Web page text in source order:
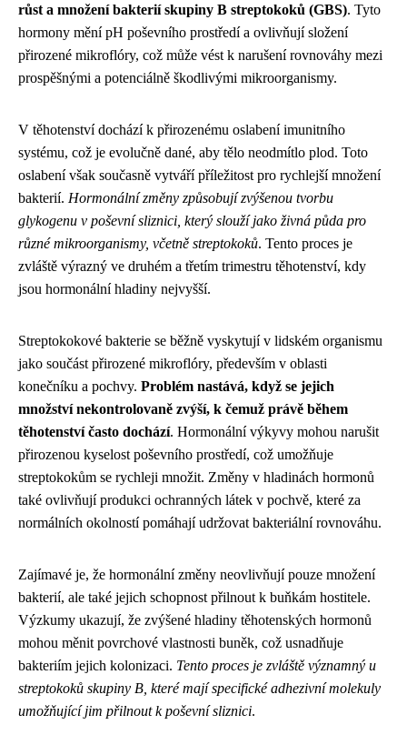
růst a množení bakterií skupiny B streptokoků (GBS). Tyto
hormony mění pH poševního prostředí a ovlivňují složení
přirozené mikroflóry, což může vést k narušení rovnováhy mezi
prospěšnými a potenciálně škodlivými mikroorganismy.
V těhotenství dochází k přirozenému oslabení imunitního
systému, což je evolučně dané, aby tělo neodmítlo plod. Toto
oslabení však současně vytváří příležitost pro rychlejší množení
bakterií. Hormonální změny způsobují zvýšenou tvorbu
glykogenu v poševní sliznici, který slouží jako živná půda pro
různé mikroorganismy, včetně streptokoků. Tento proces je
zvláště výrazný ve druhém a třetím trimestru těhotenství, kdy
jsou hormonální hladiny nejvyšší.
Streptokokové bakterie se běžně vyskytují v lidském organismu
jako součást přirozené mikroflóry, především v oblasti
konečníku a pochvy. Problém nastává, když se jejich
množství nekontrolovaně zvýší, k čemuž právě během
těhotenství často dochází. Hormonální výkyvy mohou narušit
přirozenou kyselost poševního prostředí, což umožňuje
streptokokům se rychleji množit. Změny v hladinách hormonů
také ovlivňují produkci ochranných látek v pochvě, které za
normálních okolností pomáhají udržovat bakteriální rovnováhu.
Zajímavé je, že hormonální změny neovlivňují pouze množení
bakterií, ale také jejich schopnost přilnout k buňkám hostitele.
Výzkumy ukazují, že zvýšené hladiny těhotenských hormonů
mohou měnit povrchové vlastnosti buněk, což usnadňuje
bakteriím jejich kolonizaci. Tento proces je zvláště významný u
streptokoků skupiny B, které mají specifické adhezivní molekuly
umožňující jim přilnout k poševní sliznici.